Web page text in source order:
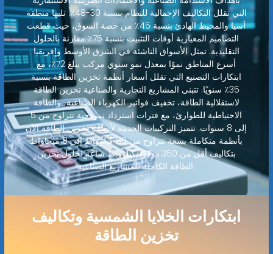
التي تقلل التكاليف الإجمالية للنظام بنسبة 30-48٪. تليها منطقة
آسيا والمحيط الهادئ بنسبة 45٪ من حصة السوق، حيث قطعت
التصاميم المعيارية أوقات التثبيت بنسبة 75٪ مقارنة بالحلول
التقليدية. تمثل الأسواق الناشئة في الشرق الأوسط وإفريقيا
أسرع المناطق نموًا بمعدل نمو سنوي مركب يبلغ 72٪، مع
ابتكارات التصنيع التي تقلل أسعار أنظمة تخزين الطاقة بنسبة
35٪ سنويًا. تتبنى المشاريع التجارية والصناعية تخزين الطاقة
لاستقلالية الطاقة، تخفيف فواتير الكهرباء الصناعية، والطاقة
الاحتياطية للطوارئ، مع فترات استرداد نموذجية تتراوح من 5
إلى 8 سنوات. تتميز التركيبات الحديثة لأنظمة تخزين الطاقة الآن
بأنظمة متكاملة بسعة تتراوح من 80 كيلوواط إلى 8 ميجاواط
بتكاليف أقل من 350 دولارًا/كيلوواط ساعة لحلول تخزين
الطاقة الكاملة للمشاريع الصناعية.
ابتكارات الخلايا الشمسية وتكاليف
تخزين الطاقة